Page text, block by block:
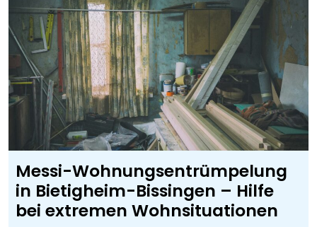
Messi-Wohnungsentrümpelung
in Bietigheim-Bissingen – Hilfe
bei extremen Wohnsituationen